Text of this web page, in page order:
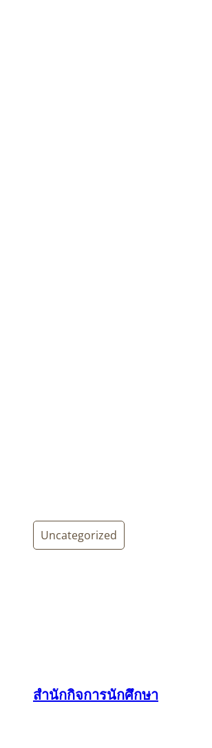
Uncategorized
สำนักกิจการนักศึกษา